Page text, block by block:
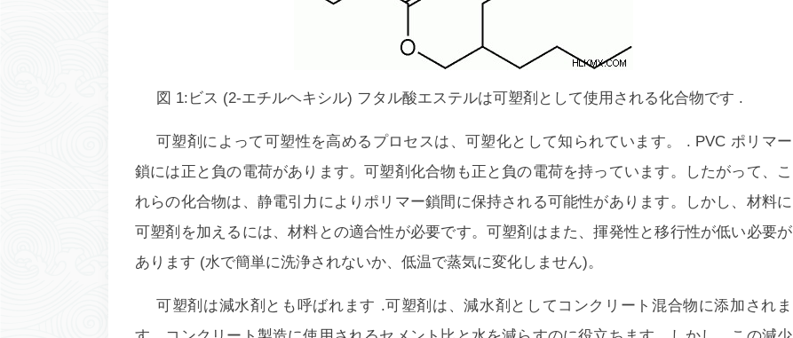
図 1:ビス (2-エチルヘキシル) フタル酸エステルは可塑剤として使用される化合物です .
可塑剤によって可塑性を高めるプロセスは、 可塑化として知られています。 . PVC ポリマー
鎖には正と負の電荷があります。可塑剤化合物も正と負の電荷を持っています。したがって、こ
れらの化合物は、静電引力によりポリマー鎖間に保持される可能性があります。しかし、材料に
可塑剤を加えるには、材料との適合性が必要です。可塑剤はまた、揮発性と移行性が低い必要が
あります (水で簡単に洗浄されないか、低温で蒸気に変化しません)。
可塑剤は減水剤 とも呼ばれます .可塑剤は、減水剤としてコンクリート混合物に添加されま